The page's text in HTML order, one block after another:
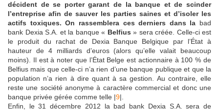
décident de se porter garant de la banque et de scinder
l’entreprise afin de sauver les parties saines et d’isoler les
actifs toxiques. On rassemblera ces derniers dans la bad
bank Dexia S.A. et la banque « Belfius » sera créée. Celle-ci est
le produit du rachat de Dexia Banque Belgique par l’État à
hauteur de 4 milliards d’euros (alors qu’elle valait beaucoup
moins). Il est à noter que l’État Belge est actionnaire à 100 % de
Belfius mais que celle-ci n’a rien d’une banque publique et que la
population n’a rien à dire quant à sa gestion. Au contraire, elle
reste une société anonyme à caractère commercial et donc une
banque privée gérée comme telle |9|.
Enfin, le 31 décembre 2012 la bad bank Dexia S.A. sera de